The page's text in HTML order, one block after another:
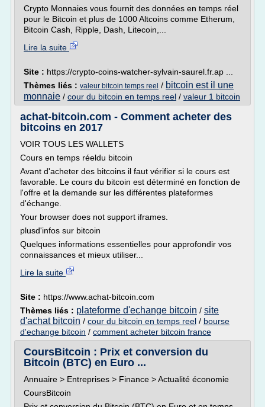
Crypto Monnaies vous fournit des données en temps réel
pour le Bitcoin et plus de 1000 Altcoins comme Etherum,
Bitcoin Cash, Ripple, Dash, Litecoin,...
Lire la suite
Site : https://crypto-coins-watcher-sylvain-saurel.fr.ap ...
Thèmes liés : valeur bitcoin temps reel / bitcoin est il une
monnaie / cour du bitcoin en temps reel / valeur 1 bitcoin
achat-bitcoin.com - Comment acheter des
bitcoins en 2017
VOIR TOUS LES WALLETS
Cours en temps réeldu bitcoin
Avant d'acheter des bitcoins il faut vérifier si le cours est
favorable. Le cours du bitcoin est déterminé en fonction de
l'offre et la demande sur les différentes plateformes
d'échange.
Your browser does not support iframes.
plusd'infos sur bitcoin
Quelques informations essentielles pour approfondir vos
connaissances et mieux utiliser...
Lire la suite
Site : https://www.achat-bitcoin.com
Thèmes liés : plateforme d'echange bitcoin / site
d'achat bitcoin / cour du bitcoin en temps reel / bourse
d'echange bitcoin / comment acheter bitcoin france
CoursBitcoin : Prix et conversion du
Bitcoin (BTC) en Euro ...
Annuaire > Entreprises > Finance > Actualité économie
CoursBitcoin